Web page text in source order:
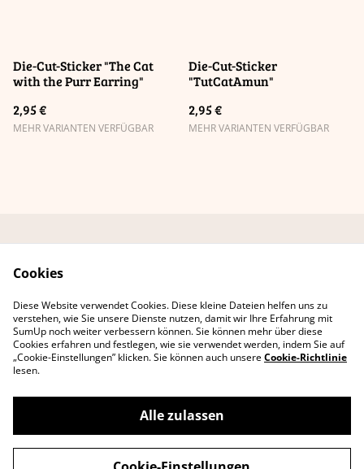
Die-Cut-Sticker "The Cat
with the Purr Earring"
2,95 €
MEHR VARIANTEN VERFÜGBAR
Die-Cut-Sticker
"TutCatAmun"
2,95 €
MEHR VARIANTEN VERFÜGBAR
Datenschutzbestimmu
Erklärung zur
Barrierefreiheit
©2026Lee D. Böhm
Cookies
Diese Website verwendet Cookies. Diese kleine Dateien helfen uns zu
verstehen, wie Sie unsere Dienste nutzen, damit wir Ihre Erfahrung mit
SumUp noch weiter verbessern können. Sie können mehr über diese
Cookies erfahren und festlegen, wie sie verwendet werden, indem Sie auf
„Cookie-Einstellungen” klicken. Sie können auch unsereCookie-Richtlinie
lesen.
Alle zulassen